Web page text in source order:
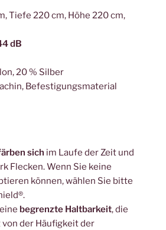
Tiefe 220 cm, Höhe 220 cm,
dB
20 % Silber
Befestigungsmaterial
sich im Laufe der Zeit und
Flecken. Wenn Sie keine
können, wählen Sie bitte
begrenzte Haltbarkeit, die
der Häufigkeit der